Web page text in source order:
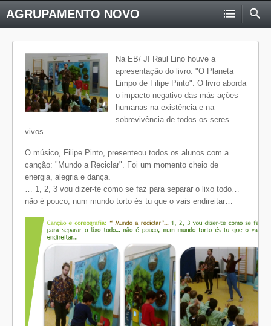
AGRUPAMENTO NOVO
Na EB/ JI Raul Lino houve a
apresentação do livro: "O Planeta
Limpo de Filipe Pinto". O livro aborda
o impacto negativo das más ações
humanas na existência e na
sobrevivência de todos os seres
vivos.
O músico, Filipe Pinto, presenteou todos os alunos com a
canção: "Mundo a Reciclar". Foi um momento cheio de
energia, alegria e dança.
… 1, 2, 3 vou dizer-te como se faz para separar o lixo todo…
não é pouco, num mundo torto és tu que o vais endireitar…